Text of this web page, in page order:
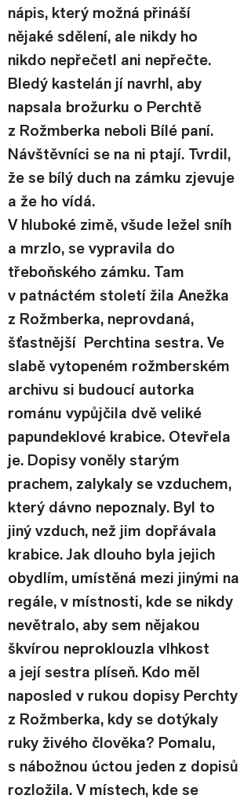
nápis, který možná přináší
nějaké sdělení, ale nikdy ho
nikdo nepřečetl ani nepřečte.
Bledý kastelán jí navrhl, aby
napsala brožurku o Perchtě
z Rožmberka neboli Bílé paní.
Návštěvníci se na ni ptají. Tvrdil,
že se bílý duch na zámku zjevuje
a že ho vídá.
V hluboké zimě, všude ležel sníh
a mrzlo, se vypravila do
třeboňského zámku. Tam
v patnáctém století žila Anežka
z Rožmberka, neprovdaná,
šťastnější  Perchtina sestra. Ve
slabě vytopeném rožmberském
archivu si budoucí autorka
románu vypůjčila dvě veliké
papundeklové krabice. Otevřela
je. Dopisy voněly starým
prachem, zalykaly se vzduchem,
který dávno nepoznaly. Byl to
jiný vzduch, než jim dopřávala
krabice. Jak dlouho byla jejich
obydlím, umístěná mezi jinými na
regále, v místnosti, kde se nikdy
nevětralo, aby sem nějakou
škvírou neproklouzla vlhkost
a její sestra plíseň. Kdo měl
naposled v rukou dopisy Perchty
z Rožmberka, kdy se dotýkaly
ruky živého člověka? Pomalu,
s nábožnou úctou jeden z dopisů
rozložila. V místech, kde se